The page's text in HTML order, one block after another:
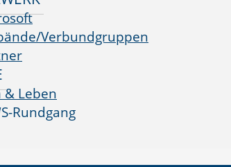
Verbundgruppen
Leben
Rundgang